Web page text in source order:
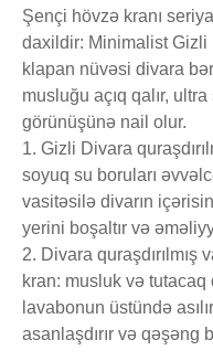
Şençi hövzə kranı
daxildir: Minimalist Gizli
klapan nüvəsi divara
musluğu açıq qalır,
görünüşünə nail olur.
1. Gizli Divara
soyuq su boruları
vasitəsilə divarın
yerini boşaltır və
2. Divara quraşdırılmış
kran: musluk və tutacaq
lavabonun üstündə
asanlaşdırır və qəşəng